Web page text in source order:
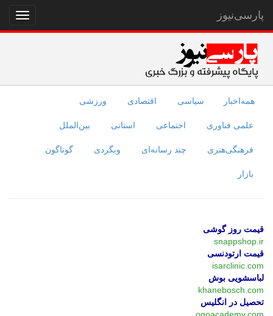
نمایش
منو
پارسی‌نیوز
همه‌اخبار سیاسی اقتصادی ورزشی
علمی فناوری اجتماعی استانی بین‌الملل
فرهنگی‌هنری چند رسانه‌ای وبگردی گوناگون
بازار
قیمت روز گوشی
snappshop.ir
قیمت ارتودنسی
isarclinic.com
لباسشویی بوش
khanebosch.com
تحصیل در انگلیس